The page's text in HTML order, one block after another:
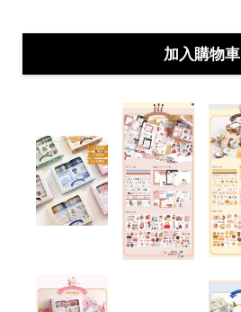
加入購物車